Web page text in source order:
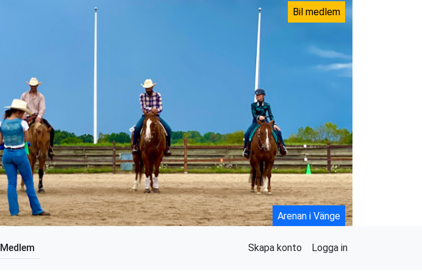
Bil medlem
Arenan i Vänge
Medlem Skapa konto Logga in